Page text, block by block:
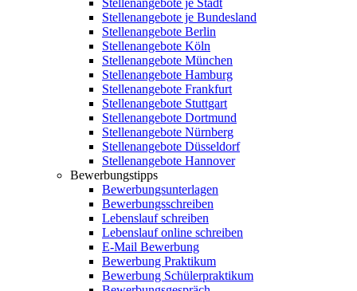
Stellenangebote je Stadt
Stellenangebote je Bundesland
Stellenangebote Berlin
Stellenangebote Köln
Stellenangebote München
Stellenangebote Hamburg
Stellenangebote Frankfurt
Stellenangebote Stuttgart
Stellenangebote Dortmund
Stellenangebote Nürnberg
Stellenangebote Düsseldorf
Stellenangebote Hannover
Bewerbungstipps
Bewerbungsunterlagen
Bewerbungsschreiben
Lebenslauf schreiben
Lebenslauf online schreiben
E-Mail Bewerbung
Bewerbung Praktikum
Bewerbung Schülerpraktikum